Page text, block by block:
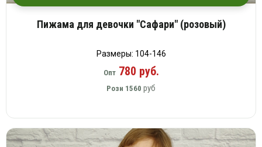
Пижама для девочки "Сафари" (розовый)
Размеры: 104-146
Опт780 руб.
Розн 1560 руб